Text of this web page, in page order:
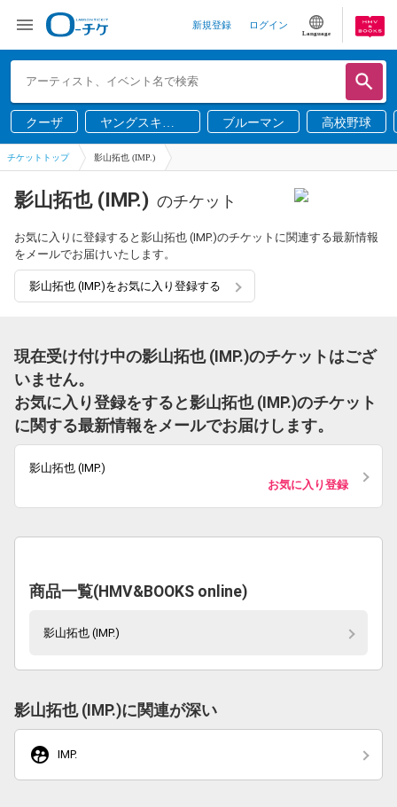
新規登録 ログイン
Language
クーザ
ヤングスキニ
ー
ブルーマン 高校野球
チケットトップ 影山拓也 (IMP.)
影山拓也 (IMP.) のチケット
お気に入りに登録すると影山拓也 (IMP.)のチケットに関連する最新情報
をメールでお届けいたします。
影山拓也 (IMP.)をお気に入り登録する
現在受け付け中の影山拓也 (IMP.)のチケットはござ
いません。
お気に入り登録をすると影山拓也 (IMP.)のチケット
に関する最新情報をメールでお届けします。
影山拓也 (IMP.)
お気に入り登録
商品一覧(HMV&BOOKS online)
影山拓也 (IMP.)
影山拓也 (IMP.)に関連が深い
supervised_user_circle IMP.